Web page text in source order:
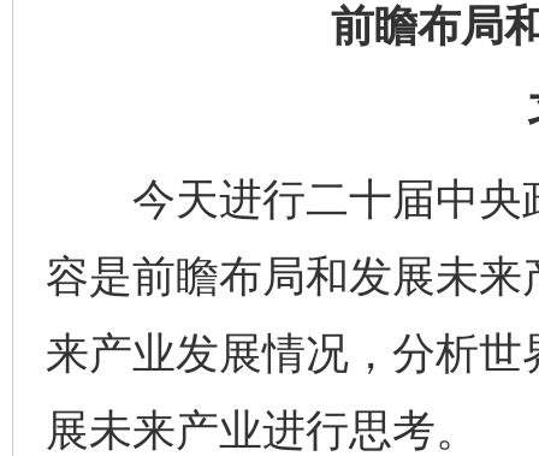
前瞻布局
今天进行二十届中央
容是前瞻布局和发展未
来产业发展情况，分析
展未来产业进行思考。